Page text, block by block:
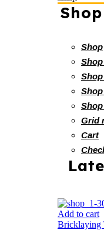
Shop
Grid
Cart
Add to cart
Bricklaying